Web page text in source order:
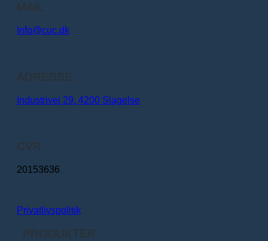
MAIL
Info@cuc.dk​
ADRESSE
Industrivej 29, 4200 Slagelse
CVR
20153636
Privatlivspolitik
PRODUKTER